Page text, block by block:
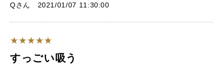
Qさん 2021/01/07 11:30:00
すっごい吸う